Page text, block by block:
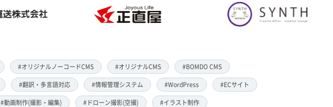
#オリジナルノーコードCMS #オリジナルCMS #BOMDO CMS
#翻訳・多言語対応 #情報管理システム #WordPress #ECサイト
#動画制作(撮影・編集) #ドローン撮影(空撮) #イラスト制作